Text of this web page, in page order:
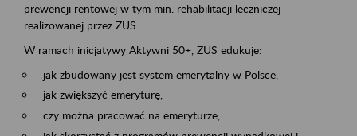
prewencji rentowej w tym min. rehabilitacji leczniczej
realizowanej przez ZUS.
W ramach inicjatywy Aktywni 50+, ZUS edukuje:
jak zbudowany jest system emerytalny w Polsce,
jak zwiększyć emeryturę,
czy można pracować na emeryturze,